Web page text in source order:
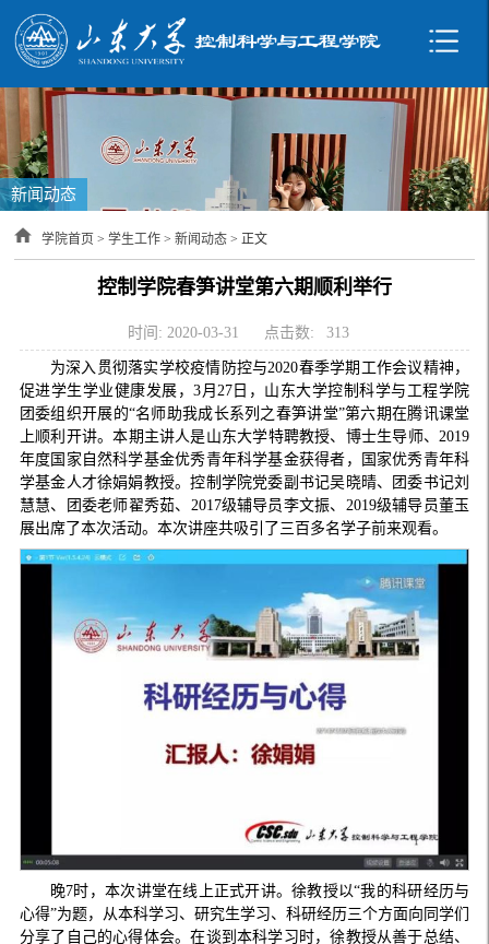
新闻动态
学院首页 >学生工作 >新闻动态 > 正文
控制学院春笋讲堂第六期顺利举行
时间: 2020-03-31 点击数: 313
为深入贯彻落实学校疫情防控与2020春季学期工作会议精神，
促进学生学业健康发展，3月27日，山东大学控制科学与工程学院
团委组织开展的“名师助我成长系列之春笋讲堂”第六期在腾讯课堂
上顺利开讲。本期主讲人是山东大学特聘教授、博士生导师、2019
年度国家自然科学基金优秀青年科学基金获得者，国家优秀青年科
学基金人才徐娟娟教授。控制学院党委副书记吴晓晴、团委书记刘
慧慧、团委老师翟秀茹、2017级辅导员李文振、2019级辅导员董玉
展出席了本次活动。本次讲座共吸引了三百多名学子前来观看。
晚7时，本次讲堂在线上正式开讲。徐教授以“我的科研经历与
心得”为题，从本科学习、研究生学习、科研经历三个方面向同学们
分享了自己的心得体会。在谈到本科学习时，徐教授从善于总结、